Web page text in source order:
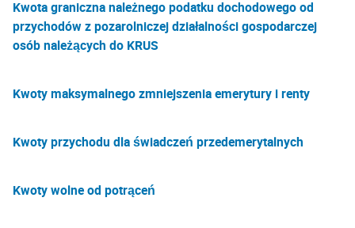
Kwota graniczna należnego podatku dochodowego od
przychodów z pozarolniczej działalności gospodarczej
osób należących do KRUS
Kwoty maksymalnego zmniejszenia emerytury i renty
Kwoty przychodu dla świadczeń przedemerytalnych
Kwoty wolne od potrąceń